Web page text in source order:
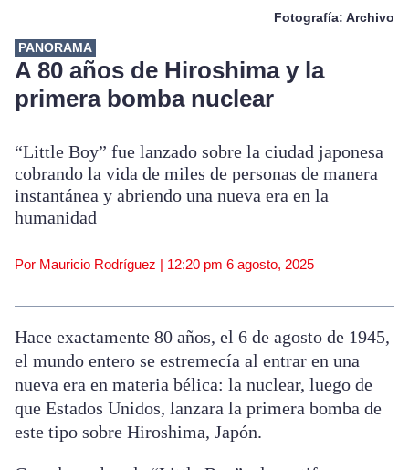
Fotografía: Archivo
PANORAMA
A 80 años de Hiroshima y la
primera bomba nuclear
“Little Boy” fue lanzado sobre la ciudad japonesa
cobrando la vida de miles de personas de manera
instantánea y abriendo una nueva era en la
humanidad
Por Mauricio Rodríguez | 12:20 pm 6 agosto, 2025
Hace exactamente 80 años, el 6 de agosto de 1945,
el mundo entero se estremecía al entrar en una
nueva era en materia bélica: la nuclear, luego de
que Estados Unidos, lanzara la primera bomba de
este tipo sobre Hiroshima, Japón.